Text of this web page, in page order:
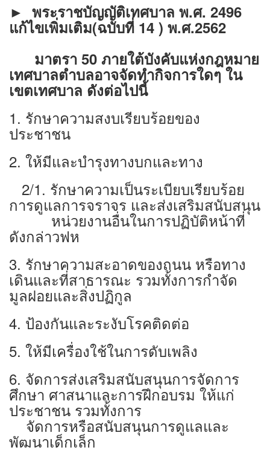
► พระราชบัญญัติเทศบาล พ.ศ. 2496
แก้ไขเพิ่มเติม(ฉบับที่ 14 ) พ.ศ.2562
มาตรา 50 ภายใต้บังคับแห่งกฎหมาย
เทศบาลตำบลอาจจัดทำกิจการใดๆ ใน
เขตเทศบาล ดังต่อไปนี้
1. รักษาความสงบเรียบร้อยของ
ประชาชน
2. ให้มีและบำรุงทางบกและทาง
2/1. รักษาความเป็นระเบียบเรียบร้อย
การดูแลการจราจร และส่งเสริมสนับสนุน
หน่วยงานอื่นในการปฏิบัติหน้าที่
ดังกล่าวฟห
3. รักษาความสะอาดของถนน หรือทาง
เดินและที่สาธารณะ รวมทั้งการกำจัด
มูลฝอยและสิ่งปฏิกูล
4. ป้องกันและระงับโรคติดต่อ
5. ให้มีเครื่องใช้ในการดับเพลิง
6. จัดการส่งเสริมสนับสนุนการจัดการ
ศึกษา ศาสนาและการฝึกอบรม ให้แก่
ประชาชน รวมทั้งการ
จัดการหรือสนับสนุนการดูแลและ
พัฒนาเด็กเล็ก